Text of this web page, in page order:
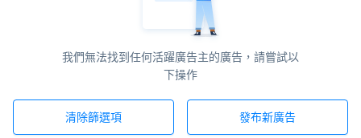
我們無法找到任何活躍廣告主的廣告，請嘗試以
下操作
清除篩選項 發布新廣告